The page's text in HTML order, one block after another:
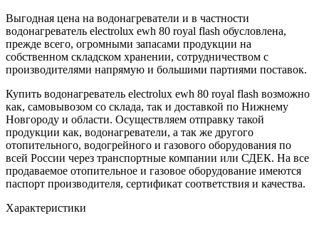
Выгодная цена на водонагреватели и в частности
водонагреватель electrolux ewh 80 royal flash обусловлена,
прежде всего, огромными запасами продукции на
собственном складском хранении, сотрудничеством с
производителями напрямую и большими партиями поставок.
Купить водонагреватель electrolux ewh 80 royal flash возможно
как, самовывозом со склада, так и доставкой по Нижнему
Новгороду и области. Осуществляем отправку такой
продукции как, водонагреватели, а так же другого
отопительного, водогрейного и газового оборудования по
всей России через транспортные компании или СДЕК. На все
продаваемое отопительное и газовое оборудование имеются
паспорт производителя, сертификат соответствия и качества.
Характеристики